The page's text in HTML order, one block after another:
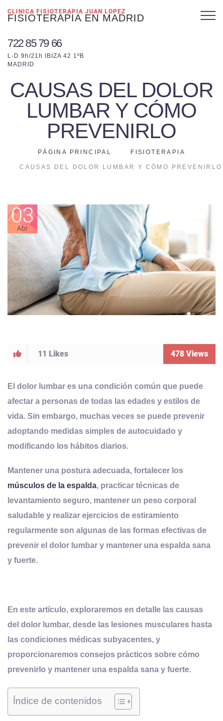
CLINICA FISIOTERAPIA JUAN LOPEZ
FISIOTERAPIA EN MADRID
722 85 79 66
L-D 9h/21h IBIZA 42 1ºB
MADRID
CAUSAS DEL DOLOR
LUMBAR Y CÓMO
PREVENIRLO
PÁGINA PRINCIPAL FISIOTERAPIA
CAUSAS DEL DOLOR LUMBAR Y CÓMO PREVENIRLO
03
Abr
11 Likes 478 Views
El dolor lumbar es una condición común que puede
afectar a personas de todas las edades y estilos de
vida. Sin embargo, muchas veces se puede prevenir
adoptando medidas simples de autocuidado y
modificando los hábitos diarios.
Mantener una postura adecuada, fortalecer los
músculos de la espalda, practicar técnicas de
levantamiento seguro, mantener un peso corporal
saludable y realizar ejercicios de estiramiento
regularmente son algunas de las formas efectivas de
prevenir el dolor lumbar y mantener una espalda sana
y fuerte.
En este artículo, exploraremos en detalle las causas
del dolor lumbar, desde las lesiones musculares hasta
las condiciones médicas subyacentes, y
proporcionaremos consejos prácticos sobre cómo
prevenirlo y mantener una espalda sana y fuerte.
Índice de contenidos